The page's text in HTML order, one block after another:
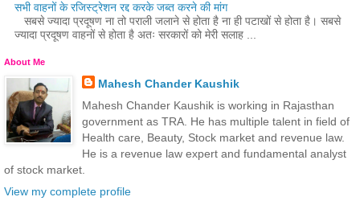
सभी वाहनों के रजिस्ट्रेशन रद्द करके जब्त करने की मांग
सबसे ज्यादा प्रदूषण ना तो पराली जलाने से होता है ना ही पटाखों से होता है। सबसे
ज्यादा प्रदूषण वाहनों से होता है अतः सरकारों को मेरी सलाह ...
About Me
Mahesh Chander Kaushik
Mahesh Chander Kaushik is working in Rajasthan
government as TRA. He has multiple talent in field of
Health care, Beauty, Stock market and revenue law.
He is a revenue law expert and fundamental analyst
of stock market.
View my complete profile